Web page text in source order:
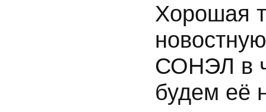
Хорошая
СОНЭЛ в
будем её